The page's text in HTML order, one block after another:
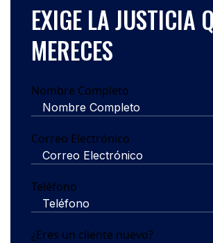
EXIGE LA JUSTICIA
MERECES
Nombre Completo
Correo Electrónico
Teléfono
¿Eres un cliente nuevo?